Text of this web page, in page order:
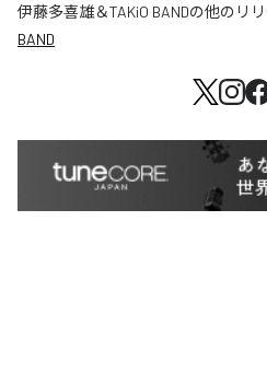
伊藤多喜雄＆TAKiO BANDの他のリリ
BAND